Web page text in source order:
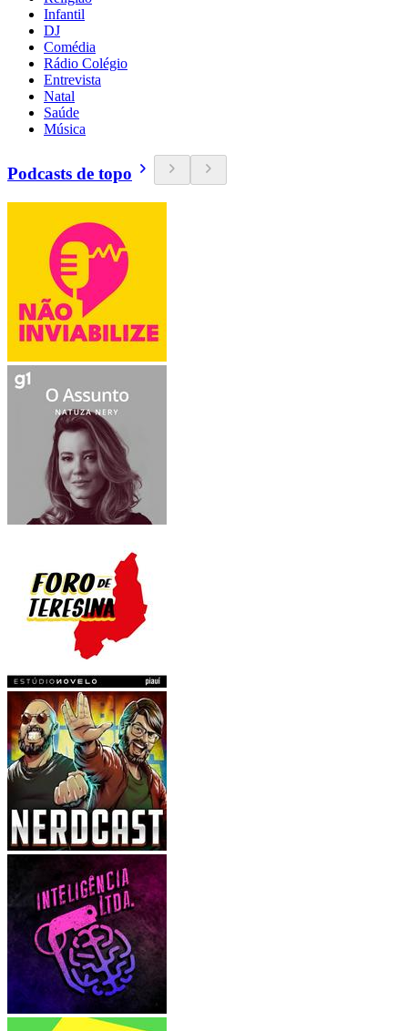
Infantil
DJ
Comédia
Rádio Colégio
Entrevista
Natal
Saúde
Música
Podcasts de topo